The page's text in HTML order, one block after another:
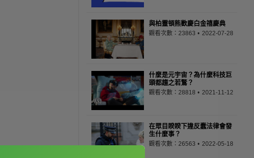
與柏靈頓熊歡慶白金禧慶典
觀看次數：23863 2022-07-28
什麼是元宇宙？為什麼科技巨
頭都趨之若鶩？
觀看次數：28818 2021-11-12
在眾目睽睽下違反蠢法律會發
生什麼事？
觀看次數：26563 2022-05-18